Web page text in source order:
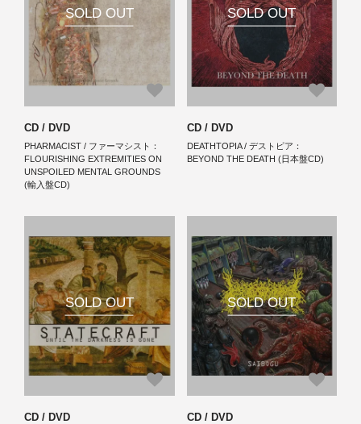
SOLD OUT
CD / DVD
PHARMACIST / ファーマシスト：
FLOURISHING EXTREMITIES ON
UNSPOILED MENTAL GROUNDS
(輸入盤CD)
SOLD OUT
CD / DVD
DEATHTOPIA / デストピア：
BEYOND THE DEATH (日本盤CD)
SOLD OUT
CD / DVD
SOLD OUT
CD / DVD